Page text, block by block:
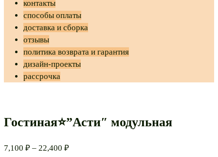
контакты
способы оплаты
доставка и сборка
отзывы
политика возврата и гарантия
дизайн-проекты
рассрочка
Гостиная⭐”Асти″ модульная
7,100 ₽ – 22,400 ₽Диапазон